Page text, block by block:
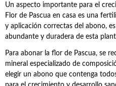
Un aspecto importante para el
Flor de Pascua en casa es una
y aplicación correctas del abono,
abundante y duradera de esta
Para abonar la flor de Pascua, se
mineral especializado de
elegir un abono que contenga